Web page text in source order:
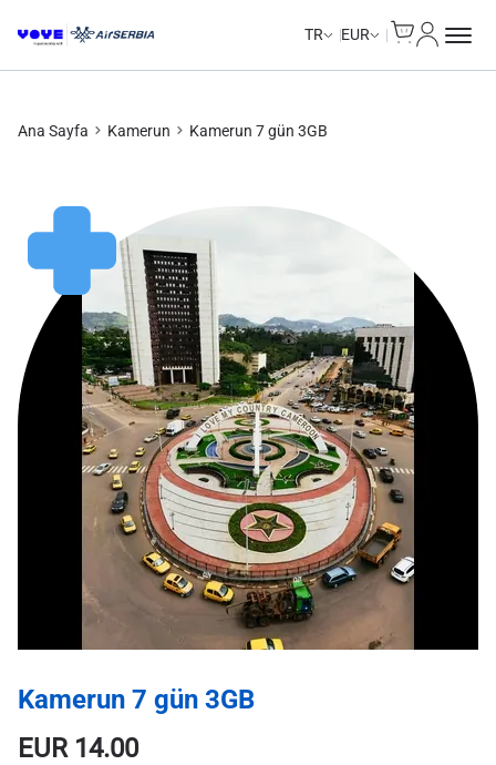
TR EUR
Ana Sayfa Kamerun Kamerun 7 gün 3GB
Kamerun 7 gün 3GB
EUR14.00